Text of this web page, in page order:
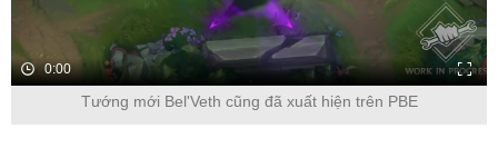
0:00
Tướng mới Bel'Veth cũng đã xuất hiện trên PBE